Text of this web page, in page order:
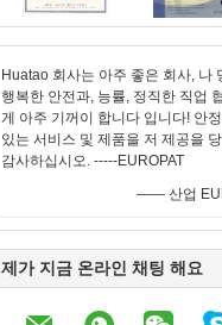
Huatao 회사는 아주 좋은 회사, 나
행복한 안전과, 능률, 정직한 직업
게 아주 기꺼이 합니다 입니다! 안
있는 서비스 및 제품을 저 제공을
감사하십시오. -----EUROPAT
—— 산업
제가 지금 온라인 채팅 해요